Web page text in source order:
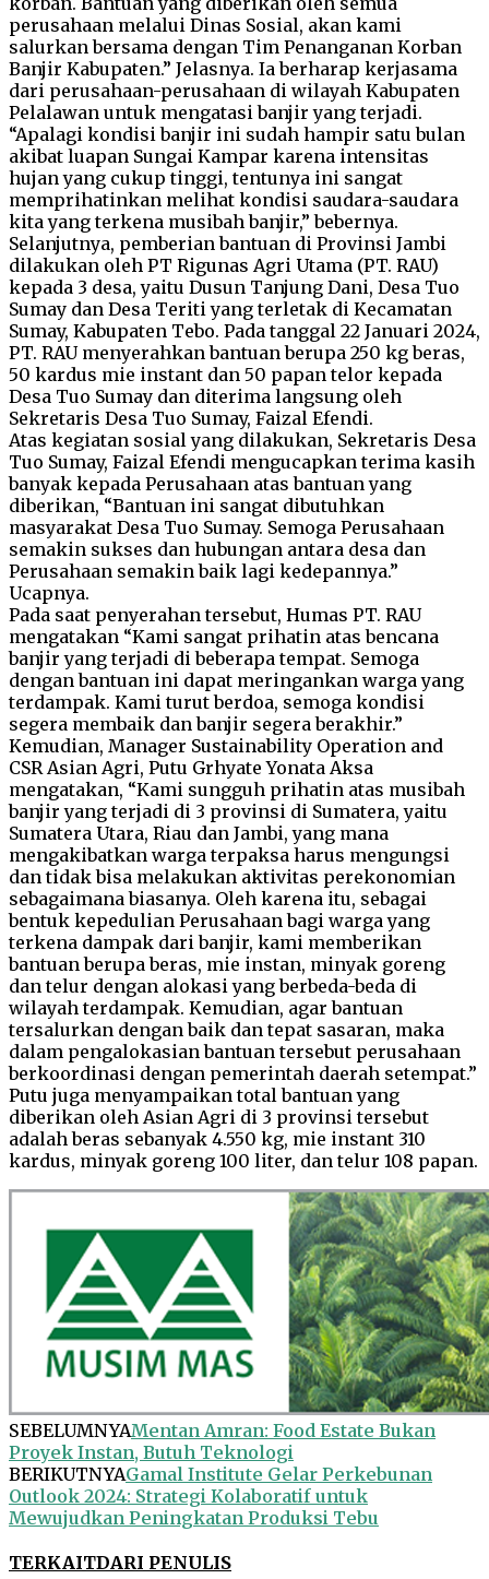
perusahaan melalui Dinas Sosial, akan kami
salurkan bersama dengan Tim Penanganan Korban
Banjir Kabupaten.” Jelasnya. Ia berharap kerjasama
dari perusahaan-perusahaan di wilayah Kabupaten
Pelalawan untuk mengatasi banjir yang terjadi.
“Apalagi kondisi banjir ini sudah hampir satu bulan
akibat luapan Sungai Kampar karena intensitas
hujan yang cukup tinggi, tentunya ini sangat
memprihatinkan melihat kondisi saudara-saudara
kita yang terkena musibah banjir,” bebernya.
Selanjutnya, pemberian bantuan di Provinsi Jambi
dilakukan oleh PT Rigunas Agri Utama (PT. RAU)
kepada 3 desa, yaitu Dusun Tanjung Dani, Desa Tuo
Sumay dan Desa Teriti yang terletak di Kecamatan
Sumay, Kabupaten Tebo. Pada tanggal 22 Januari 2024,
PT. RAU menyerahkan bantuan berupa 250 kg beras,
50 kardus mie instant dan 50 papan telor kepada
Desa Tuo Sumay dan diterima langsung oleh
Sekretaris Desa Tuo Sumay, Faizal Efendi.
Atas kegiatan sosial yang dilakukan, Sekretaris Desa
Tuo Sumay, Faizal Efendi mengucapkan terima kasih
banyak kepada Perusahaan atas bantuan yang
diberikan, “Bantuan ini sangat dibutuhkan
masyarakat Desa Tuo Sumay. Semoga Perusahaan
semakin sukses dan hubungan antara desa dan
Perusahaan semakin baik lagi kedepannya.”
Ucapnya.
Pada saat penyerahan tersebut, Humas PT. RAU
mengatakan “Kami sangat prihatin atas bencana
banjir yang terjadi di beberapa tempat. Semoga
dengan bantuan ini dapat meringankan warga yang
terdampak. Kami turut berdoa, semoga kondisi
segera membaik dan banjir segera berakhir.”
Kemudian, Manager Sustainability Operation and
CSR Asian Agri, Putu Grhyate Yonata Aksa
mengatakan, “Kami sungguh prihatin atas musibah
banjir yang terjadi di 3 provinsi di Sumatera, yaitu
Sumatera Utara, Riau dan Jambi, yang mana
mengakibatkan warga terpaksa harus mengungsi
dan tidak bisa melakukan aktivitas perekonomian
sebagaimana biasanya. Oleh karena itu, sebagai
bentuk kepedulian Perusahaan bagi warga yang
terkena dampak dari banjir, kami memberikan
bantuan berupa beras, mie instan, minyak goreng
dan telur dengan alokasi yang berbeda-beda di
wilayah terdampak. Kemudian, agar bantuan
tersalurkan dengan baik dan tepat sasaran, maka
dalam pengalokasian bantuan tersebut perusahaan
berkoordinasi dengan pemerintah daerah setempat.”
Putu juga menyampaikan total bantuan yang
diberikan oleh Asian Agri di 3 provinsi tersebut
adalah beras sebanyak 4.550 kg, mie instant 310
kardus, minyak goreng 100 liter, dan telur 108 papan.
SEBELUMNYAMentan Amran: Food Estate Bukan
Proyek Instan, Butuh Teknologi
BERIKUTNYAGamal Institute Gelar Perkebunan
Outlook 2024: Strategi Kolaboratif untuk
Mewujudkan Peningkatan Produksi Tebu
TERKAITDARI PENULIS